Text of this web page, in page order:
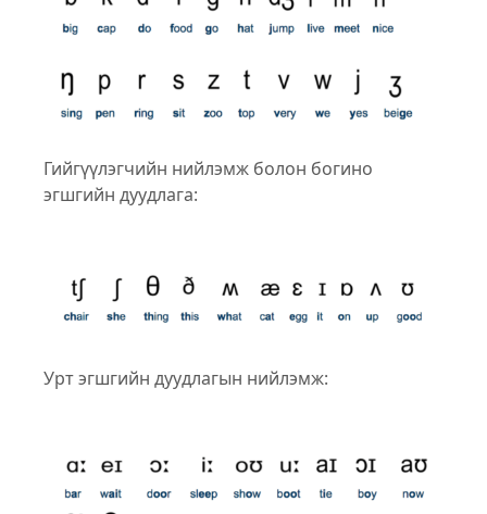
Гийгүүлэгчийн нийлэмж болон богино
эгшгийн дуудлага:
Урт эгшгийн дуудлагын нийлэмж: